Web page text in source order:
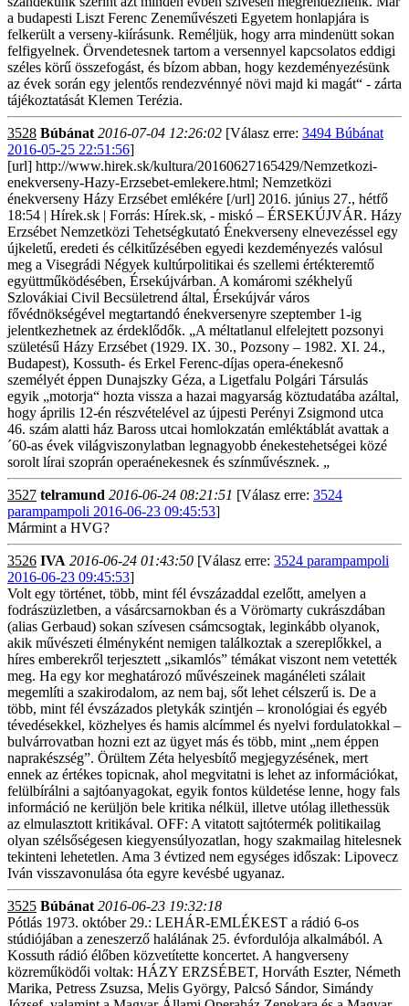
a budapesti Liszt Ferenc Zeneművészeti Egyetem honlapjára is
felkerült a verseny-kiírásunk. Reméljük, hogy arra mindenütt sokan
felfigyelnek. Örvendetesnek tartom a versennyel kapcsolatos eddigi
széles körű összefogást, és bízom abban, hogy kezdeményezésünk
az évek során egy jelentős rendezvénnyé növi majd ki magát“ - zárta
tájékoztatását Klemen Terézia.
3528 Búbánat 2016-07-04 12:26:02 [Válasz erre: 3494 Búbánat
2016-05-25 22:51:56]
[url] http://www.hirek.sk/kultura/20160627165429/Nemzetkozi-
enekverseny-Hazy-Erzsebet-emlekere.html; Nemzetközi
énekverseny Házy Erzsébet emlékére [/url] 2016. június 27., hétfő
18:54 | Hírek.sk | Forrás: Hírek.sk, - miskó – ÉRSEKÚJVÁR. Házy
Erzsébet Nemzetközi Tehetségkutató Énekverseny elnevezéssel egy
újkeletű, eredeti és célkitűzésében egyedi kezdeményezés valósul
meg a Visegrádi Négyek kultúrpolitikai és szellemi értékteremtő
együttműködésében, Érsekújvárban. A komáromi székhelyű
Szlovákiai Civil Becsületrend által, Érsekújvár város
fővédnökségével megtartandó énekversenyre szeptember 1-ig
jelentkezhetnek az érdeklődők. „A méltatlanul elfelejtett pozsonyi
születésű Házy Erzsébet (1929. IX. 30., Pozsony – 1982. XI. 24.,
Budapest), Kossuth- és Erkel Ferenc-díjas opera-énekesnő
személyét éppen Dunajszky Géza, a Ligetfalu Polgári Társulás
egyik „motorja“ hozta vissza a hazai magyarság köztudatába azáltal,
hogy április 12-én részvételével az újpesti Perényi Zsigmond utca
46. szám alatti ház Baross utcai homlokzatán emléktáblát avattak a
´60-as évek világviszonylatban legnagyobb énekestehetségei közé
sorolt lírai szoprán operaénekesnek és színművésznek. „
3527 telramund 2016-06-24 08:21:51 [Válasz erre: 3524
parampampoli 2016-06-23 09:45:53]
Mármint a HVG?
3526 IVA 2016-06-24 01:43:50 [Válasz erre: 3524 parampampoli
2016-06-23 09:45:53]
Volt egy történet, több, mint fél évszázaddal ezelőtt, amelyen a
fodrászüzletben, a vásárcsarnokban és a Vörömarty cukrászdában
(alias Gerbaud) sokan szívesen csámcsogtak, leginkább olyanok,
akik művészeti élményként nemigen találkoztak a szereplőkkel, a
híres emberekről terjesztett „sikamlós” témákat viszont nem vetették
meg. Ha egy kor meghatározó művészeinek magánéleti szálait
megemlíti a szakirodalom, az nem baj, sőt lehet célszerű is. De a
több, mint fél évszázados pletykák szintjén – kronológiai és egyéb
tévedésekkel, közhelyes és hamis alcímmel és nyelvi fordulatokkal –
bulvárrovatban hozni ezt az ügyet más és több, mint „nem éppen
naprakészség”. Örültem Zéta helyesbítő megjegyzésének, mert
ennek az értékes topicnak, ahol megvitatni is lehet az információkat,
felülbírálni a sajtóanyagokat, egyik fontos küldetése lenne, hogy fals
információ ne kerüljön bele kritika nélkül, illetve utólag illethessük
az elmulasztott kritikával. OFF: A vitatott sajtótermék politikailag
olyan szélsőségesen kiegyensúlyozatlan, hogy szakmailag hitelesnek
tekinteni lehetetlen. Ama 3 évtized nem egységes időszak: Lipovecz
Iván visszavonulása óta egyre kevésbé ugyanaz.
3525 Búbánat 2016-06-23 19:32:18
Pótlás 1973. október 29.: LEHÁR-EMLÉKEST a rádió 6-os
stúdiójában a zeneszerző halálának 25. évfordulója alkalmából. A
Kossuth rádió élőben közvetítette koncertet. A hangverseny
közreműködői voltak: HÁZY ERZSÉBET, Horváth Eszter, Németh
Marika, Petress Zsuzsa, Melis György, Palcsó Sándor, Simándy